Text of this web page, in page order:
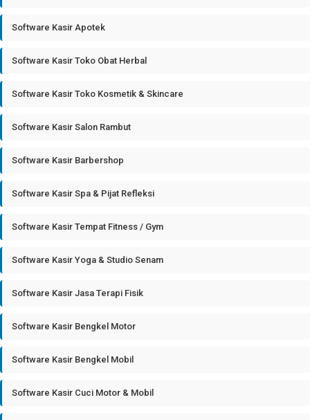
Software Kasir Apotek
Software Kasir Toko Obat Herbal
Software Kasir Toko Kosmetik & Skincare
Software Kasir Salon Rambut
Software Kasir Barbershop
Software Kasir Spa & Pijat Refleksi
Software Kasir Tempat Fitness / Gym
Software Kasir Yoga & Studio Senam
Software Kasir Jasa Terapi Fisik
Software Kasir Bengkel Motor
Software Kasir Bengkel Mobil
Software Kasir Cuci Motor & Mobil